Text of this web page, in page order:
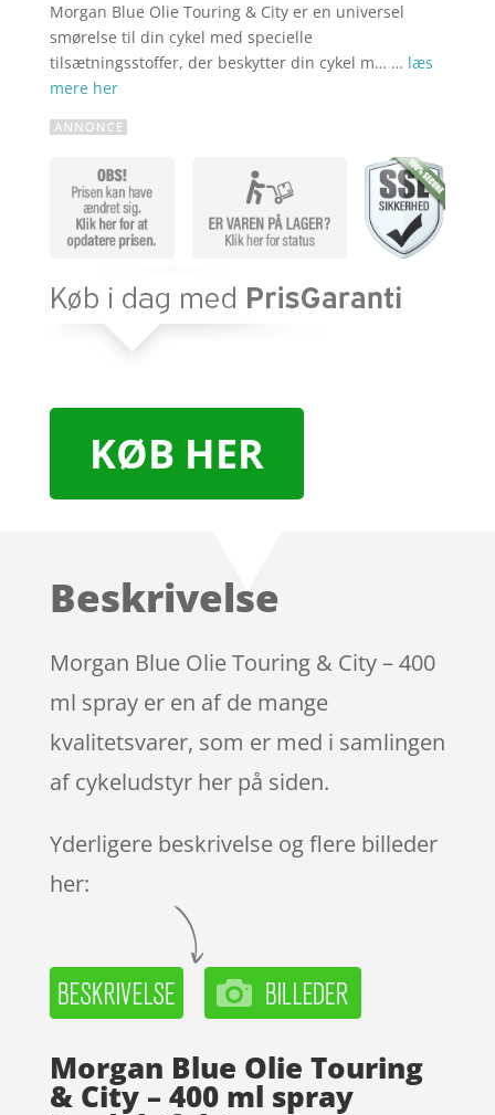
Morgan Blue Olie Touring & City er en universel
smørelse til din cykel med specielle
tilsætningsstoffer, der beskytter din cykel m… … læs
mere her
KØB HER
Beskrivelse
Morgan Blue Olie Touring & City – 400
ml spray er en af de mange
kvalitetsvarer, som er med i samlingen
af cykeludstyr her på siden.
Yderligere beskrivelse og flere billeder
her:
Morgan Blue Olie Touring
& City – 400 ml spray